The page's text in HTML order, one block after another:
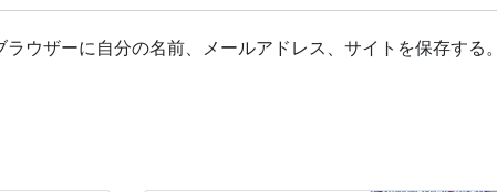
ウザーに自分の名前、メールアドレス、サイトを保存する。